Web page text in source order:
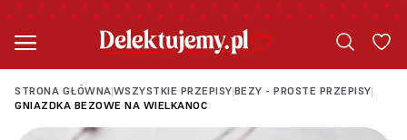
STRONA GŁÓWNA|WSZYSTKIE PRZEPISY|BEZY - PROSTE PRZEPISY|
GNIAZDKA BEZOWE NA WIELKANOC